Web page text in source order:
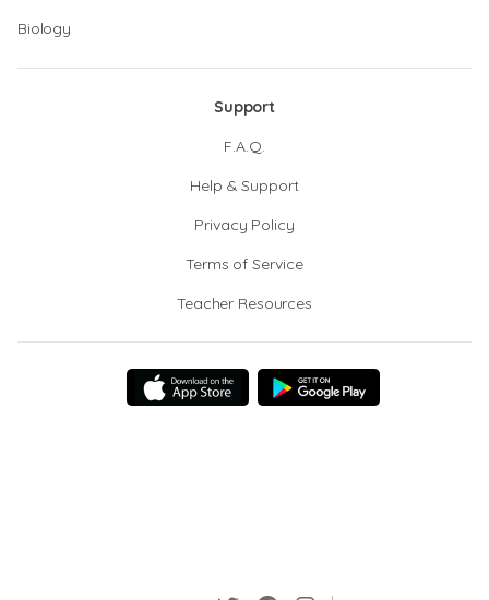
Biology
Support
F.A.Q.
Help & Support
Privacy Policy
Terms of Service
Teacher Resources